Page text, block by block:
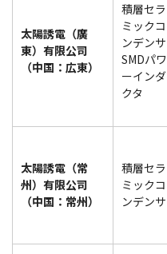
太陽誘電（廣
東）有限公司
（中国：広東）
積層セラ
ミックコ
ンデンサ
SMDパワ
ーインダ
クタ
太陽誘電（常
州）有限公司
（中国：常州）
積層セラ
ミックコ
ンデンサ